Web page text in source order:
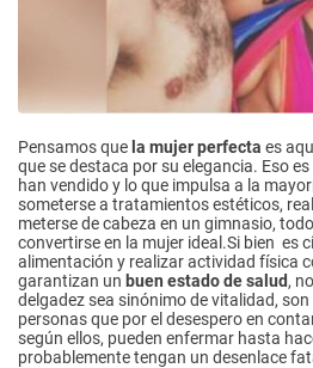
Pensamos que la mujer perfecta es
que se destaca por su elegancia. Eso
han vendido y lo que impulsa a la
someterse a tratamientos estéticos,
meterse de cabeza en un gimnasio,
convertirse en la mujer ideal.Si bien es
alimentación y realizar actividad física
garantizan un buen estado de salud,
delgadez sea sinónimo de vitalidad,
personas que por el desespero en
según ellos, pueden enfermar hasta
probablemente tengan un desenlace